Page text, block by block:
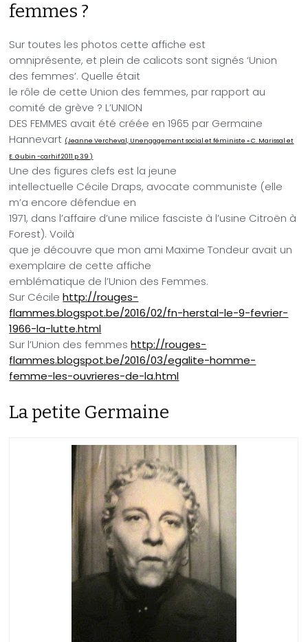
femmes ?
Sur toutes les photos cette affiche est
omniprésente, et plein de calicots sont signés ‘Union
des femmes’. Quelle était
le rôle de cette Union des femmes, par rapport au
comité de grève ? L’UNION
DES FEMMES avait été créée en 1965 par Germaine
Hannevart (Jeanne Vercheval, Unengagement social et féministe » C. Marissal et
E. Gubin -carhif 2011 p 39 )
Une des figures clefs est la jeune
intellectuelle Cécile Draps, avocate communiste (elle
m’a encore défendue en
1971, dans l’affaire d’une milice fasciste à l’usine Citroën à
Forest). Voilà
que je découvre que mon ami Maxime Tondeur avait un
exemplaire de cette affiche
emblématique de l’Union des Femmes.
Sur Cécilehttp://rouges-
flammes.blogspot.be/2016/02/fn-herstal-le-9-fevrier-
1966-la-lutte.html
Sur l’Union des femmeshttp://rouges-
flammes.blogspot.be/2016/03/egalite-homme-
femme-les-ouvrieres-de-la.html
La petite Germaine